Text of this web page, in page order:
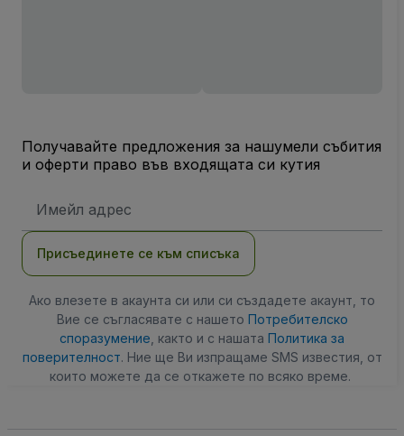
Получавайте предложения за нашумели събития
и оферти право във входящата си кутия
адрес
Присъединете се към списъка
Ако влезете в акаунта си или си създадете акаунт, то
Вие се съгласявате с нашето Потребителско
споразумение , както и с нашата Политика за
поверителност. Ние ще Ви изпращаме SMS известия, от
които можете да се откажете по всяко време.